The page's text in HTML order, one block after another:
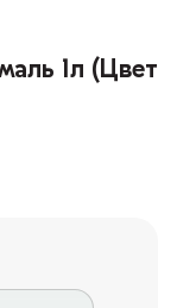
1л (Цвет